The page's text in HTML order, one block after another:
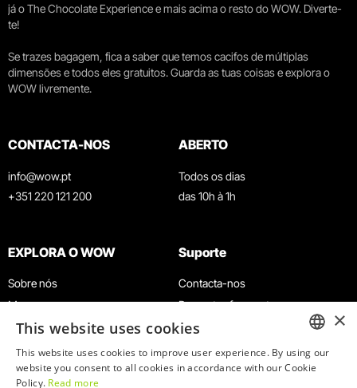
já o The Chocolate Experience e mais acima o resto do WOW. Diverte-
te!
Se trazes bagagem, fica a saber que temos cacifos de múltiplas
dimensões e todos eles gratuitos. Guarda as tuas coisas e explora o
WOW livremente.
CONTACTA-NOS
info@wow.pt
+351 220 121 200
ABERTO
Todos os dias
das 10h à 1h
EXPLORA O WOW
Sobre nós
Museus
Agenda
Notícias
Restaurantes
Suporte
Contacta-nos
Perguntas frequentes
Termos e Condições
Política de privacidade e cookies
Trabalha connosco
ENGLISH
×
This website uses cookies
This website uses cookies to improve user experience. By using our
website you consent to all cookies in accordance with our Cookie
Policy. Read more